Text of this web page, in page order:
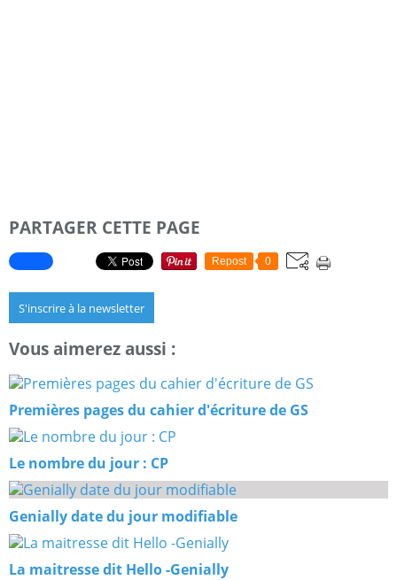
PARTAGER CETTE PAGE
Repost 0
S'inscrire à la newsletter
Vous aimerez aussi :
Premières pages du cahier d'écriture de GS
Le nombre du jour : CP
Genially date du jour modifiable
La maitresse dit Hello -Genially